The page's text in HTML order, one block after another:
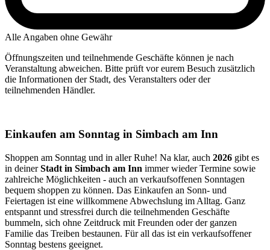
Alle Angaben ohne Gewähr
Öffnungszeiten und teilnehmende Geschäfte können je nach
Veranstaltung abweichen. Bitte prüft vor eurem Besuch zusätzlich
die Informationen der Stadt, des Veranstalters oder der
teilnehmenden Händler.
Einkaufen am Sonntag in Simbach am Inn
Shoppen am Sonntag und in aller Ruhe! Na klar, auch 2026 gibt es
in deinerStadt in Simbach am Inn immer wieder Termine sowie
zahlreiche Möglichkeiten - auch an verkaufsoffenen Sonntagen
bequem shoppen zu können. Das Einkaufen an Sonn- und
Feiertagen ist eine willkommene Abwechslung im Alltag. Ganz
entspannt und stressfrei durch die teilnehmenden Geschäfte
bummeln, sich ohne Zeitdruck mit Freunden oder der ganzen
Familie das Treiben bestaunen. Für all das ist ein verkaufsoffener
Sonntag bestens geeignet.